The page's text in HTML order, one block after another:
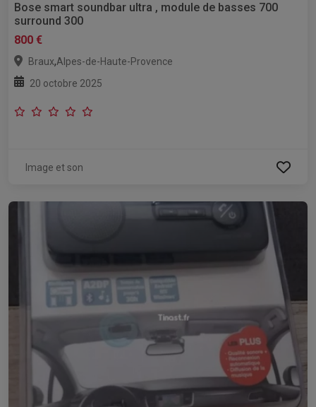
Bose smart soundbar ultra , module de basses 700
surround 300
800 €
Braux,Alpes-de-Haute-Provence
20 octobre 2025
Image et son